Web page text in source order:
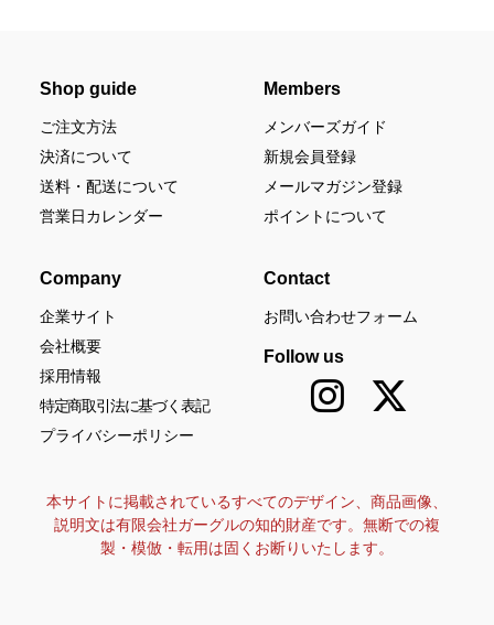
Shop guide
ご注文方法
決済について
送料・配送について
営業日カレンダー
Members
メンバーズガイド
新規会員登録
メールマガジン登録
ポイントについて
Company
企業サイト
会社概要
採用情報
特定商取引法に基づく表記
プライバシーポリシー
Contact
お問い合わせフォーム
Follow us
本サイトに掲載されているすべてのデザイン、商品画像、
説明文は有限会社ガーグルの知的財産です。無断での複
製・模倣・転用は固くお断りいたします。